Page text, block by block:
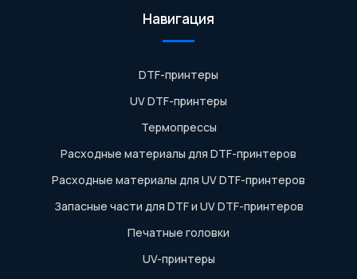
Навигация
DTF-принтеры
UV DTF-принтеры
Термопрессы
Расходные материалы для DTF-принтеров
Расходные материалы для UV DTF-принтеров
Запасные части для DTF и UV DTF-принтеров
Печатные головки
UV-принтеры